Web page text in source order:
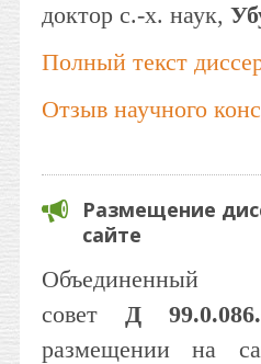
доктор с.-х. наук,
Полный текст
Отзыв научного
Размещение
сайте
Объединенный
совет Д
размещении на